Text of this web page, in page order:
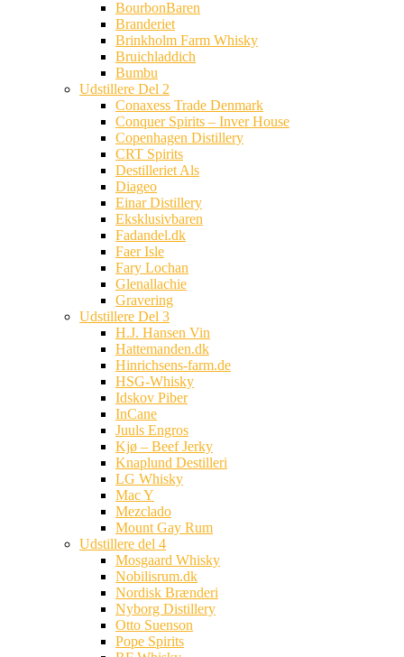
BourbonBaren
Branderiet
Brinkholm Farm Whisky
Bruichladdich
Bumbu
Udstillere Del 2
Conaxess Trade Denmark
Conquer Spirits – Inver House
Copenhagen Distillery
CRT Spirits
Destilleriet Als
Diageo
Einar Distillery
Eksklusivbaren
Fadandel.dk
Faer Isle
Fary Lochan
Glenallachie
Gravering
Udstillere Del 3
H.J. Hansen Vin
Hattemanden.dk
Hinrichsens-farm.de
HSG-Whisky
Idskov Piber
InCane
Juuls Engros
Kjø – Beef Jerky
Knaplund Destilleri
LG Whisky
Mac Y
Mezclado
Mount Gay Rum
Udstillere del 4
Mosgaard Whisky
Nobilisrum.dk
Nordisk Brænderi
Nyborg Distillery
Otto Suenson
Pope Spirits